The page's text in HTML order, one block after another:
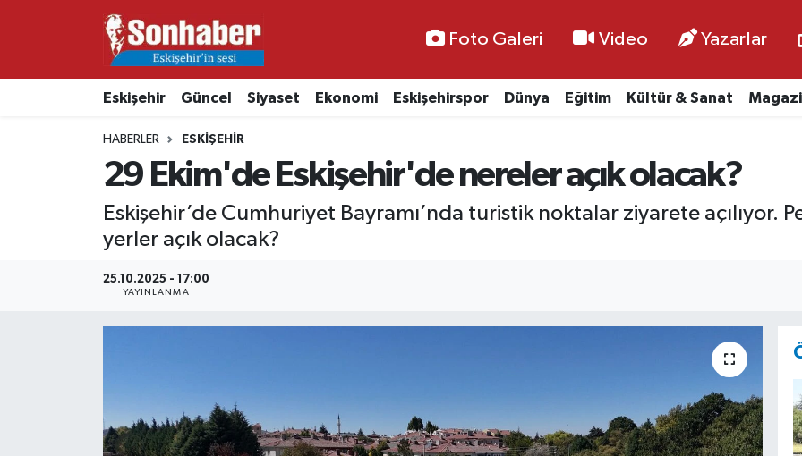
Foto Galeri Video Yazarlar
Eskişehir Güncel Siyaset Ekonomi Eskişehirspor Dünya Eğitim Kültür & Sanat
HABERLER ESKIŞEHIR
29 Ekim'de Eskişehir'de nereler açık olacak?
Eskişehir’de Cumhuriyet Bayramı’nda turistik noktalar ziyarete açılıyor.
yerler açık olacak?
25.10.2025 - 17:00
YAYINLANMA
Ekonomi
Kültür & Sanat
Siyaset
Nöbetçi Eczaneler
Namaz Vakitleri
Trafik Durumu
Süper Lig Puan Durumu ve Fikstür
Tüm Manşetler